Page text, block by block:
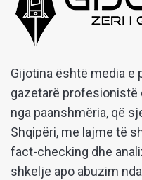
Gijotina është media e
gazetarë profesionistë
nga paanshmëria, që
Shqipëri, me lajme të
fact-checking dhe
shkelje apo abuzim